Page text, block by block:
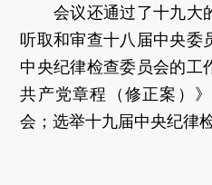
会议还通过了十九大的
听取和审查十八届中央委
中央纪律检查委员会的工
共产党章程（修正案）
会；选举十九届中央纪律